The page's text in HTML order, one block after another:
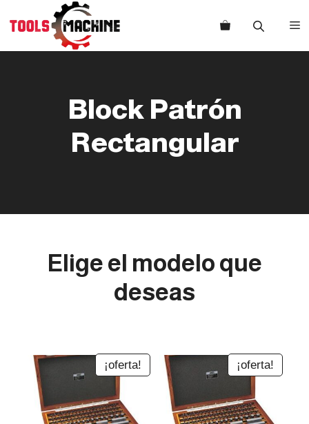
Block Patrón
Rectangular
Elige el modelo que
deseas
¡oferta! ¡oferta!